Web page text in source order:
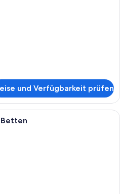
und Verfügbarkeit prüfen
Ein Hotelzimmer mit Bett,